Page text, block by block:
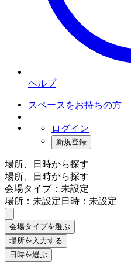
ヘルプ
スペースをお持ちの方
ログイン
新規登録
場所、日時から探す
場所、日時から探す
会場タイプ：未設定
場所：未設定日時：未設定
会場タイプを選ぶ
場所を入力する
日時を選ぶ